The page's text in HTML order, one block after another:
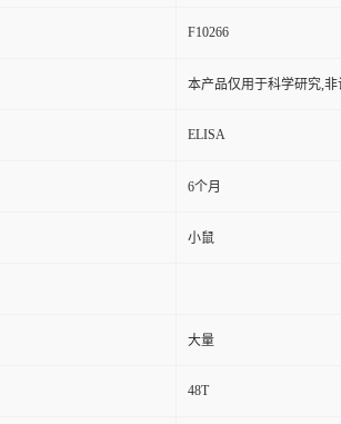
F10266
本产品仅用于科学研究,
ELISA
6个月
小鼠
大量
48T